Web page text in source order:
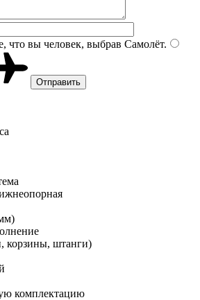
что вы человек, выбрав Самолёт.
корзины, штанги)
комплектацию